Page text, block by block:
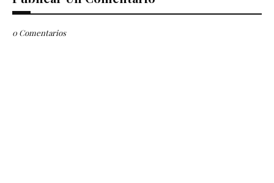
0 Comentarios